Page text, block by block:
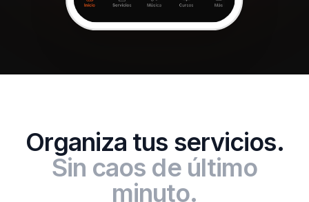
Organiza tus servicios.
Sin caos de último
minuto.